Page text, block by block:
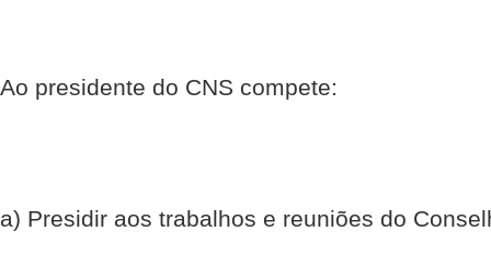
Ao presidente do CNS compete:
a) Presidir aos trabalhos e reuniões do